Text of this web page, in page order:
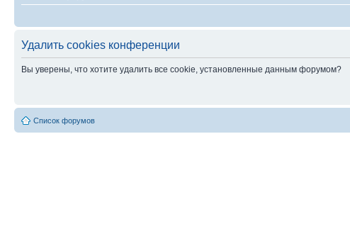
Удалить cookies конференции
Вы уверены, что хотите удалить все cookie, установленные данным форумом?
Список форумов